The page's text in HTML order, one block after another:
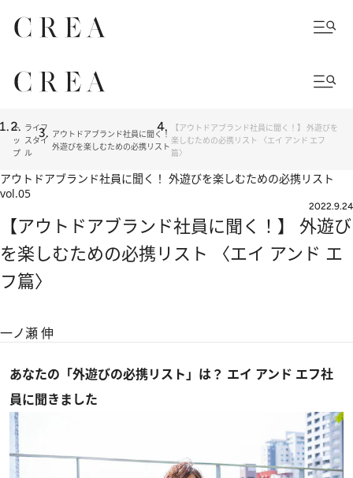
ト
ッ
プ
ライフ
スタイ
ル
アウトドアブランド社員に聞く！
外遊びを楽しむための必携リスト
【アウトドアブランド社員に聞く！】 外遊びを
楽しむための必携リスト 〈エイ アンド エフ
篇〉
アウトドアブランド社員に聞く！ 外遊びを楽しむための必携リスト
vol.05
2022.9.24
【アウトドアブランド社員に聞く！】 外遊び
を楽しむための必携リスト 〈エイ アンド エ
フ篇〉
一ノ瀬 伸
あなたの「外遊びの必携リスト」は？ エイ アンド エフ社
員に聞きました